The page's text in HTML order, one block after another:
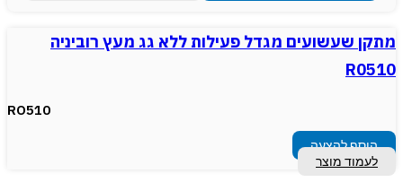
מתקן שעשועים מגדל פעילות ללא גג מעץ רוביניה
R0510
RO510
הוסף להצעה
לעמוד מוצר